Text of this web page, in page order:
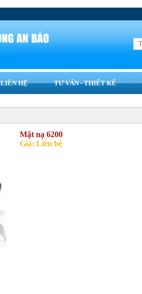
LIÊN HỆ TƯ VẤN - THIẾT KẾ
Mặt nạ 6200
Giá: Liên hệ